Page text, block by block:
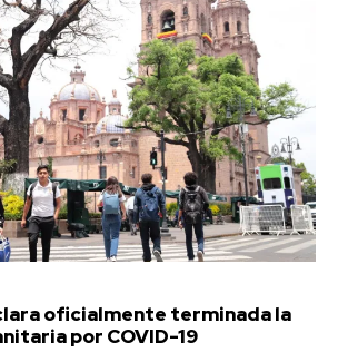
oficialmente terminada la
por COVID-19